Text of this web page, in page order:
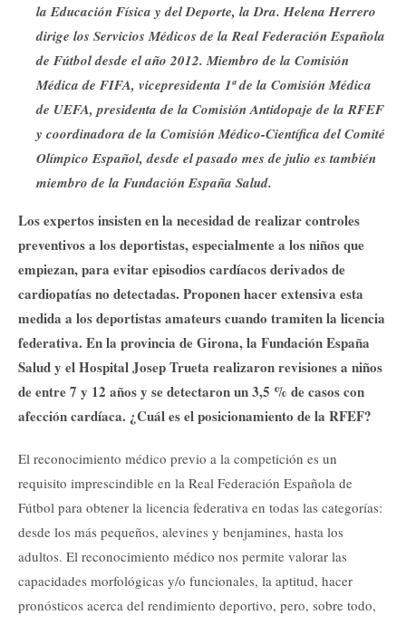
la Educación Física y del Deporte, la Dra. Helena Herrero
dirige los Servicios Médicos de la Real Federación Española
de Fútbol desde el año 2012. Miembro de la Comisión
Médica de FIFA, vicepresidenta 1ª de la Comisión Médica
de UEFA, presidenta de la Comisión Antidopaje de la RFEF
y coordinadora de la Comisión Médico-Científica del Comité
Olímpico Español, desde el pasado mes de julio es también
miembro de la Fundación España Salud.
Los expertos insisten en la necesidad de realizar controles
preventivos a los deportistas, especialmente a los niños que
empiezan, para evitar episodios cardíacos derivados de
cardiopatías no detectadas. Proponen hacer extensiva esta
medida a los deportistas amateurs cuando tramiten la licencia
federativa. En la provincia de Girona, la Fundación España
Salud y el Hospital Josep Trueta realizaron revisiones a niños
de entre 7 y 12 años y se detectaron un 3,5 % de casos con
afección cardíaca. ¿Cuál es el posicionamiento de la RFEF?
El reconocimiento médico previo a la competición es un
requisito imprescindible en la Real Federación Española de
Fútbol para obtener la licencia federativa en todas las categorías:
desde los más pequeños, alevines y benjamines, hasta los
adultos. El reconocimiento médico nos permite valorar las
capacidades morfológicas y/o funcionales, la aptitud, hacer
pronósticos acerca del rendimiento deportivo, pero, sobre todo,